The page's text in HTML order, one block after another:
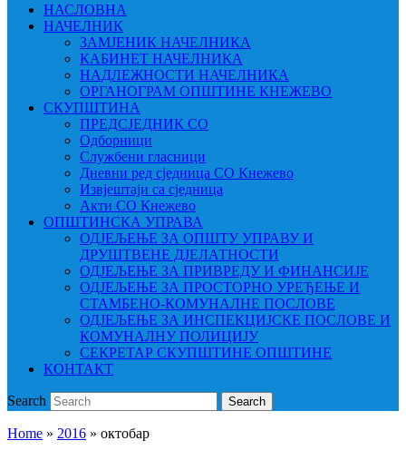
НАСЛОВНА
НАЧЕЛНИК
ЗАМЈЕНИК НАЧЕЛНИКА
КАБИНЕТ НАЧЕЛНИКА
НАДЛЕЖНОСТИ НАЧЕЛНИКА
ОРГАНОГРАМ ОПШТИНЕ КНЕЖЕВО
СКУПШТИНА
ПРЕДСЈЕДНИК СО
Одборници
Службени гласници
Дневни ред сједница СО Кнежево
Извјештаји са сједница
Акти СО Кнежево
ОПШТИНСКА УПРАВА
ОДЈЕЉЕЊЕ ЗА ОПШТУ УПРАВУ И
ДРУШТВЕНЕ ДЈЕЛАТНОСТИ
ОДЈЕЉЕЊЕ ЗА ПРИВРЕДУ И ФИНАНСИЈЕ
ОДЈЕЉЕЊЕ ЗА ПРОСТОРНО УРЕЂЕЊЕ И
СТАМБЕНО-КОМУНАЛНЕ ПОСЛОВЕ
ОДЈЕЉЕЊЕ ЗА ИНСПЕКЦИЈСКЕ ПОСЛОВЕ И
КОМУНАЛНУ ПОЛИЦИЈУ
СЕКРЕТАР СКУПШТИНЕ ОПШТИНЕ
КОНТАКТ
Search Search
Home » 2016 » октобар